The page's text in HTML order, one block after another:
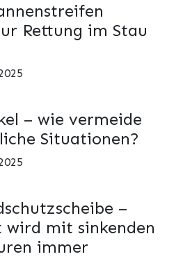
Rettung im Stau
– wie vermeide
Situationen?
–
wird mit sinkenden
immer